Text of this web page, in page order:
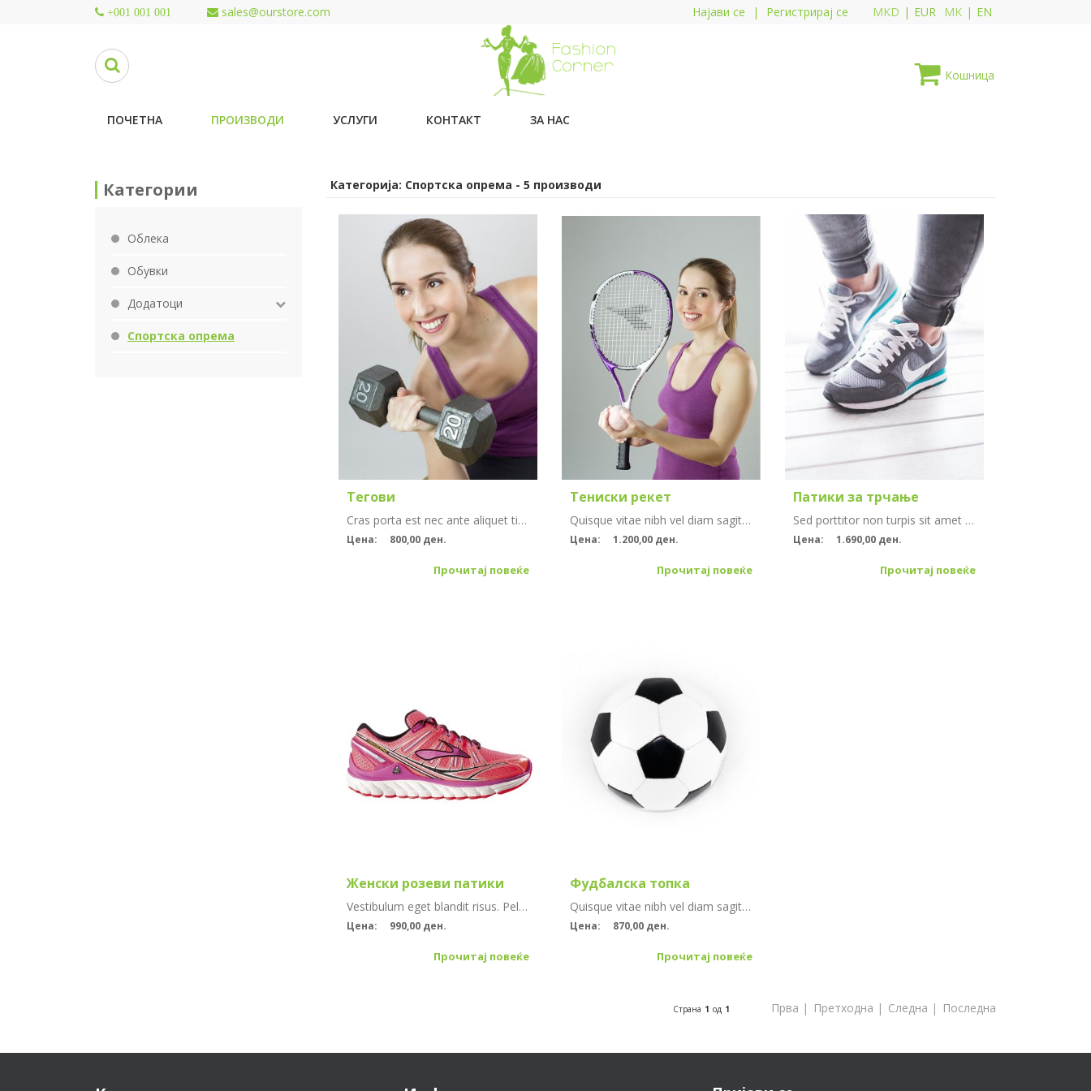
+001 001 001 sales@ourstore.com MK | EN
MKD | EUR
Најави се | Регистрирај се
Кошница
ПОЧЕТНА ПРОИЗВОДИ УСЛУГИ КОНТАКТ ЗА НАС
Категории
Облека
Обувки
Додатоци
Спортска опрема
Категорија: Спортска опрема - 5 производи
Тегови
Cras porta est nec ante aliquet tincidunt. Vestibulum lacinia arcu sapien, ut auctor leo ornare et. Vestibulum eget blandit risus.
Цена: 800,00 ден.
Прочитај повеќе
Тениски рекет
Quisque vitae nibh vel diam sagittis faucibus. Quisque enim ipsum, porttitor ut lobortis semper, consectetur at nisi. Nullam non tellus quam. Quisque suscipit scelerisque leo ut volutpat. Praesent tem...
Цена: 1.200,00 ден.
Прочитај повеќе
Патики за трчање
Sed porttitor non turpis sit amet rhoncus. Sed quis tincidunt elit, a luctus felis. Sed faucibus eu tellus sed aliquet. Mauris ipsum odio, consectetur tincidunt odio non, vestibulum laoreet erat. Phas...
Цена: 1.690,00 ден.
Прочитај повеќе
Женски розеви патики
Vestibulum eget blandit risus. Pellentesque lorem leo, venenatis sit amet aliquam eu, auctor sed magna. Vestibulum tempus consectetur nisl eu eleifend. Vivamus viverra magna sed aliquet eleifend. Aliq...
Цена: 990,00 ден.
Прочитај повеќе
Фудбалска топка
Quisque vitae nibh vel diam sagittis faucibus. Quisque enim ipsum, porttitor ut lobortis semper, consectetur at nisi. Nullam non tellus quam. Quisque suscipit scelerisque leo ut volutpat. Praesent tem...
Цена: 870,00 ден.
Прочитај повеќе
Страна 1 од 1 Прва | Претходна | Следна | Последна